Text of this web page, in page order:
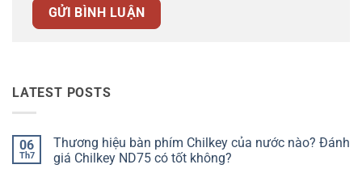
LATEST POSTS
06
Th7
Thương hiệu bàn phím Chilkey của nước nào? Đánh
giá Chilkey ND75 có tốt không?